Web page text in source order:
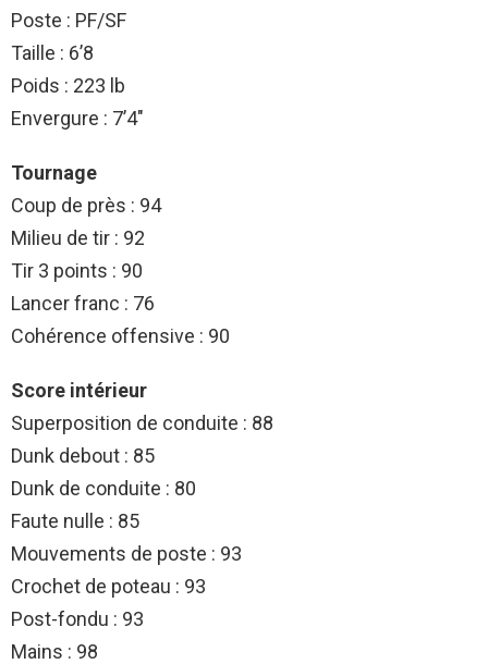
Poste : PF/SF
Taille : 6’8
Poids : 223 lb
Envergure : 7’4″
Tournage
Coup de près : 94
Milieu de tir : 92
Tir 3 points : 90
Lancer franc : 76
Cohérence offensive : 90
Score intérieur
Superposition de conduite : 88
Dunk debout : 85
Dunk de conduite : 80
Faute nulle : 85
Mouvements de poste : 93
Crochet de poteau : 93
Post-fondu : 93
Mains : 98